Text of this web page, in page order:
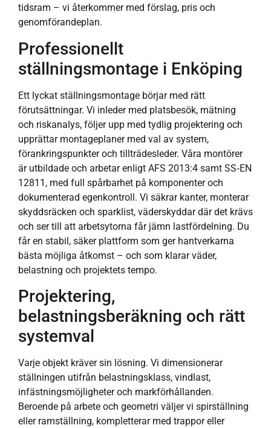
tidsram – vi återkommer med förslag, pris och
genomförandeplan.
Professionellt
ställningsmontage i Enköping
Ett lyckat ställningsmontage börjar med rätt
förutsättningar. Vi inleder med platsbesök, mätning
och riskanalys, följer upp med tydlig projektering och
upprättar montageplaner med val av system,
förankringspunkter och tillträdesleder. Våra montörer
är utbildade och arbetar enligt AFS 2013:4 samt SS‑EN
12811, med full spårbarhet på komponenter och
dokumenterad egenkontroll. Vi säkrar kanter, monterar
skyddsräcken och sparklist, väderskyddar där det krävs
och ser till att arbetsytorna får jämn lastfördelning. Du
får en stabil, säker plattform som ger hantverkarna
bästa möjliga åtkomst – och som klarar väder,
belastning och projektets tempo.
Projektering,
belastningsberäkning och rätt
systemval
Varje objekt kräver sin lösning. Vi dimensionerar
ställningen utifrån belastningsklass, vindlast,
infästningsmöjligheter och markförhållanden.
Beroende på arbete och geometri väljer vi spirställning
eller ramställning, kompletterar med trappor eller